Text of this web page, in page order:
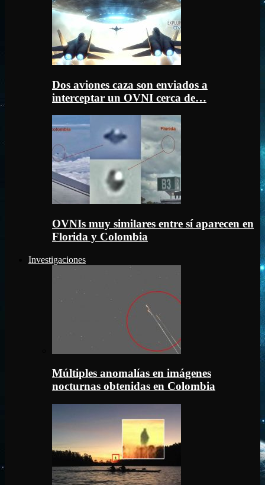
Dos aviones caza son enviados a
interceptar un OVNI cerca de…
OVNIs muy similares entre sí aparecen en
Florida y Colombia
Investigaciones
Múltiples anomalías en imágenes
nocturnas obtenidas en Colombia